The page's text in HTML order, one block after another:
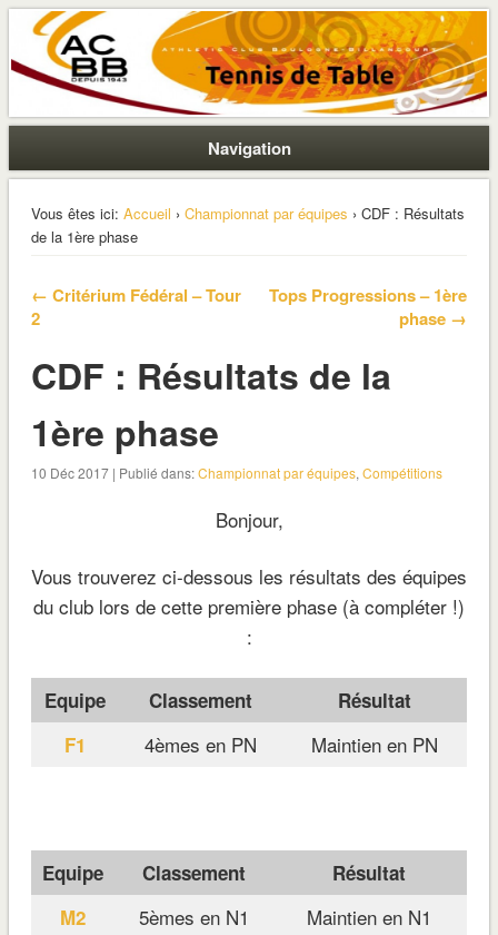
ACBB – Tennis de Table
La section ping de Boulogne
Navigation
Vous êtes ici: Accueil › Championnat par équipes › CDF : Résultats
de la 1ère phase
← Critérium Fédéral – Tour
2
Tops Progressions – 1ère
phase →
CDF : Résultats de la
1ère phase
10 Déc 2017 | Publié dans:Championnat par équipes, Compétitions
Bonjour,
Vous trouverez ci-dessous les résultats des équipes
du club lors de cette première phase (à compléter !)
:
Equipe Classement
Résultat
F1
4èmes en PN Maintien en PN
Equipe Classement
Résultat
M2
5èmes en N1 Maintien en N1